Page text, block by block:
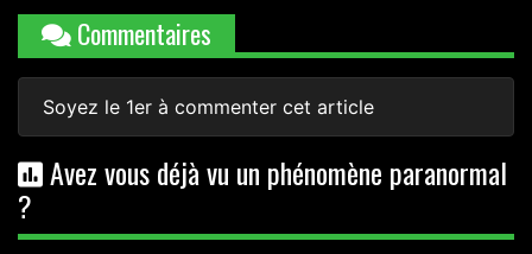
Commentaires
Soyez le 1er à commenter cet article
Avez vous déjà vu un phénomène paranormal
?